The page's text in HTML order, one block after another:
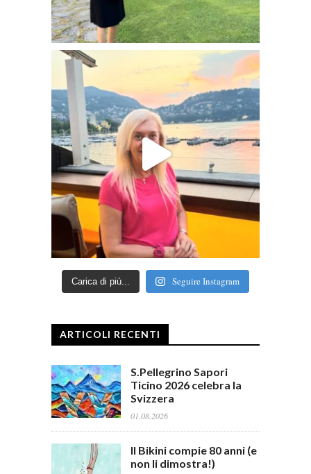
Carica di più... Seguire Instagram
ARTICOLI RECENTI
S.Pellegrino Sapori
Ticino 2026 celebra la
Svizzera
01.08.2026
Il Bikini compie 80 anni (e
non li dimostra!)